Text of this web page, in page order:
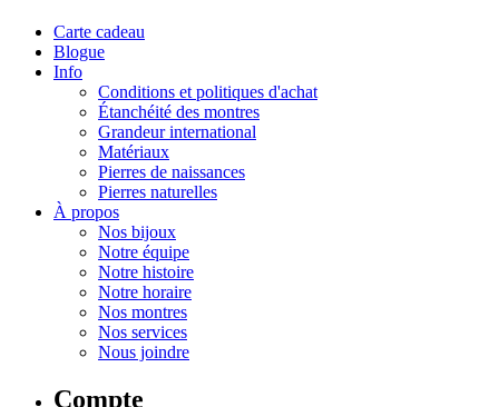
Carte cadeau
Blogue
Info
Conditions et politiques d'achat
Étanchéité des montres
Grandeur international
Matériaux
Pierres de naissances
Pierres naturelles
À propos
Nos bijoux
Notre équipe
Notre histoire
Notre horaire
Nos montres
Nos services
Nous joindre
Compte